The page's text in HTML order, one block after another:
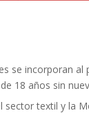
se incorporan al
18 años sin
sector textil y la